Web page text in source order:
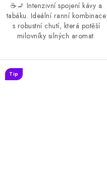
☕🚬 Intenzivní spojení kávy a
tabáku. Ideální ranní kombinace
s robustní chutí, která potěší
milovníky silných aromat.
Tip